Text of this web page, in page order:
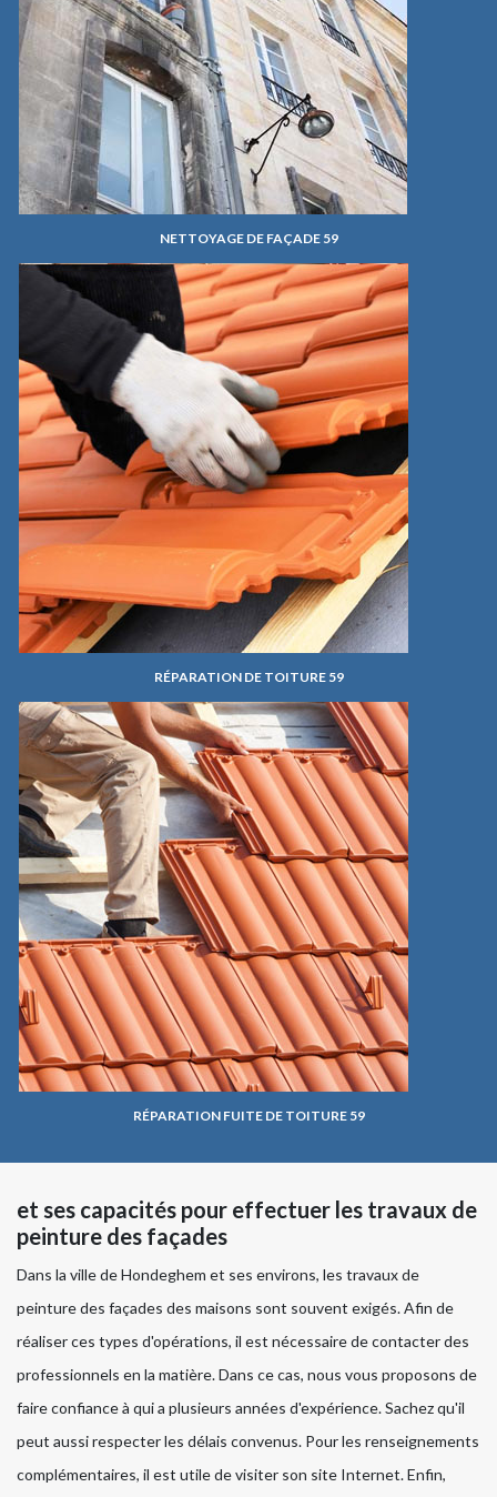
NETTOYAGE DE FAÇADE 59
RÉPARATION DE TOITURE 59
RÉPARATION FUITE DE TOITURE 59
et ses capacités pour effectuer les travaux de
peinture des façades
Dans la ville de Hondeghem et ses environs, les travaux de
peinture des façades des maisons sont souvent exigés. Afin de
réaliser ces types d'opérations, il est nécessaire de contacter des
professionnels en la matière. Dans ce cas, nous vous proposons de
faire confiance à qui a plusieurs années d'expérience. Sachez qu'il
peut aussi respecter les délais convenus. Pour les renseignements
complémentaires, il est utile de visiter son site Internet. Enfin,